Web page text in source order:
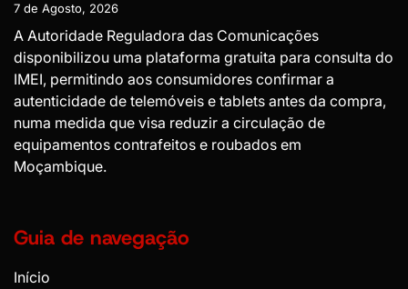
7 de Agosto, 2026
A Autoridade Reguladora das Comunicações
disponibilizou uma plataforma gratuita para consulta do
IMEI, permitindo aos consumidores confirmar a
autenticidade de telemóveis e tablets antes da compra,
numa medida que visa reduzir a circulação de
equipamentos contrafeitos e roubados em
Moçambique.
Guia de navegação
Início